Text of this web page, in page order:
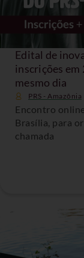
Edital de
inscrições
mesmo dia
PRS - Amazônia
Encontro
Brasília, para
chamada